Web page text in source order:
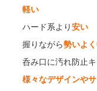
軽い
ハード系より安い
握りながら勢いよ
呑み口に汚れ防止
様々なデザインや